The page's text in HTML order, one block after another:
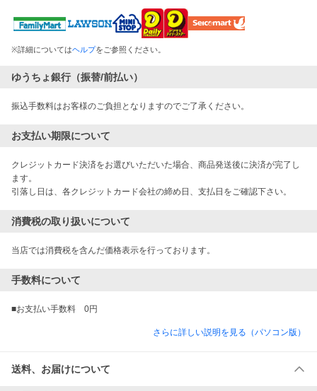
※詳細についてはヘルプをご参照ください。
ゆうちょ銀行（振替/前払い）
振込手数料はお客様のご負担となりますのでご了承ください。
お支払い期限について
クレジットカード決済をお選びいただいた場合、商品発送後に決済が完了し
ます。
引落し日は、各クレジットカード会社の締め日、支払日をご確認下さい。
消費税の取り扱いについて
当店では消費税を含んだ価格表示を行っております。
手数料について
さらに詳しい説明を見る（パソコン版）
送料、お届けについて